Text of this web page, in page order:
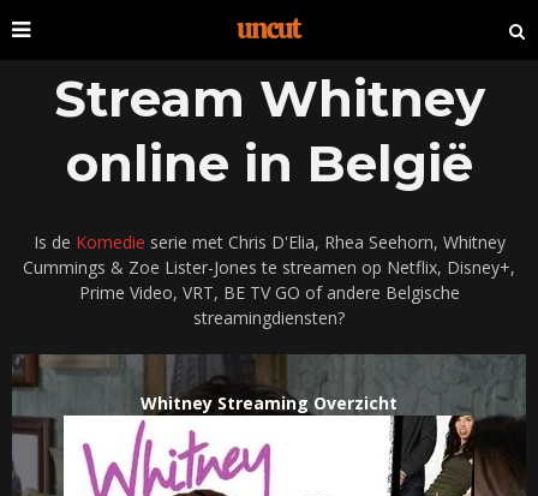
Stream Whitney
online in België
Is de Komedie serie met Chris D'Elia, Rhea Seehorn, Whitney
Cummings & Zoe Lister-Jones te streamen op Netflix, Disney+,
Prime Video, VRT, BE TV GO of andere Belgische
streamingdiensten?
Whitney Streaming Overzicht